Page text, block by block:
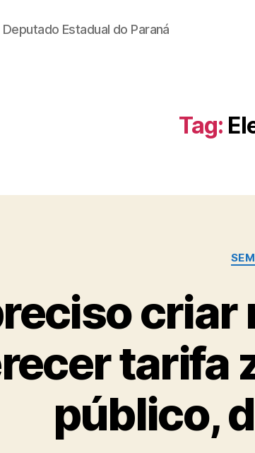
Deputado Estadual do Paraná
Tag:
tarifa
público,